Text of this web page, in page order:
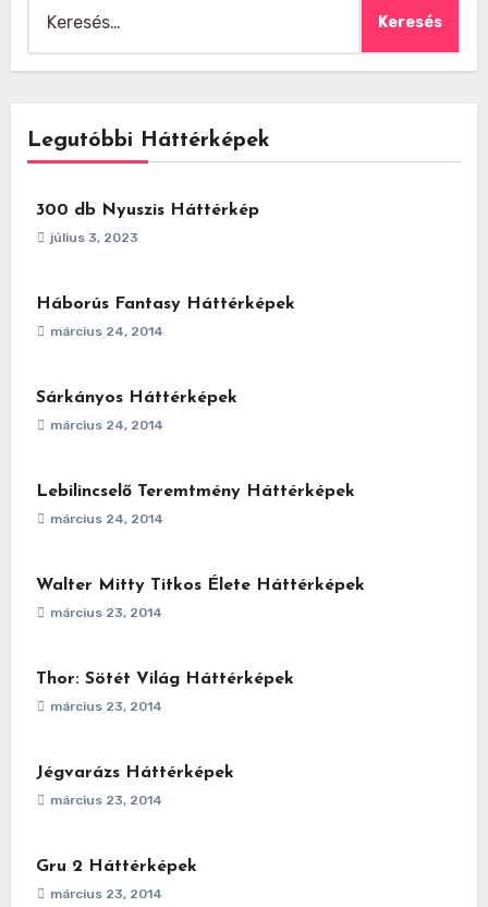
Legutóbbi Háttérképek
300 db Nyuszis Háttérkép
július 3, 2023
Háborús Fantasy Háttérképek
március 24, 2014
Sárkányos Háttérképek
március 24, 2014
Lebilincselő Teremtmény Háttérképek
március 24, 2014
Walter Mitty Titkos Élete Háttérképek
március 23, 2014
Thor: Sötét Világ Háttérképek
március 23, 2014
Jégvarázs Háttérképek
március 23, 2014
Gru 2 Háttérképek
március 23, 2014